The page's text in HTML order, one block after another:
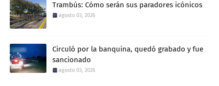
Trambús: Cómo serán sus paradores icónicos
agosto 03, 2026
Circuló por la banquina, quedó grabado y fue
sancionado
agosto 03, 2026